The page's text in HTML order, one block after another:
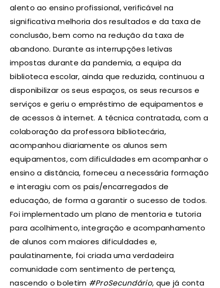
alento ao ensino profissional, verificável na
significativa melhoria dos resultados e da taxa de
conclusão, bem como na redução da taxa de
abandono. Durante as interrupções letivas
impostas durante da pandemia, a equipa da
biblioteca escolar, ainda que reduzida, continuou a
disponibilizar os seus espaços, os seus recursos e
serviços e geriu o empréstimo de equipamentos e
de acessos à internet. A técnica contratada, com a
colaboração da professora bibliotecária,
acompanhou diariamente os alunos sem
equipamentos, com dificuldades em acompanhar o
ensino a distância, forneceu a necessária formação
e interagiu com os pais/encarregados de
educação, de forma a garantir o sucesso de todos.
Foi implementado um plano de mentoria e tutoria
para acolhimento, integração e acompanhamento
de alunos com maiores dificuldades e,
paulatinamente, foi criada uma verdadeira
comunidade com sentimento de pertença,
nascendo o boletim #ProSecundário, que já conta